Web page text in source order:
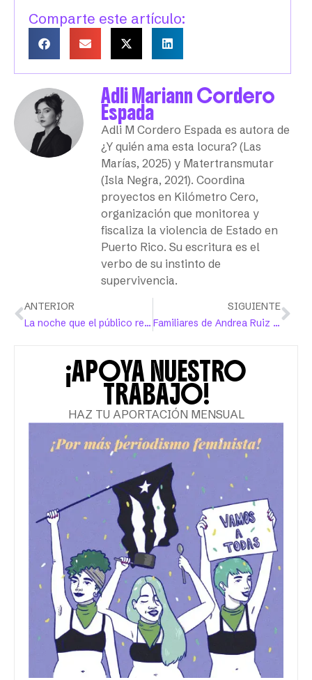
Comparte este artículo:
Adli Mariann Cordero
Espada
Adli M Cordero Espada es autora de
¿Y quién ama esta locura? (Las
Marías, 2025) y Matertransmutar
(Isla Negra, 2021). Coordina
proyectos en Kilómetro Cero,
organización que monitorea y
fiscaliza la violencia de Estado en
Puerto Rico. Su escritura es el
verbo de su instinto de
supervivencia.
ANTERIOR
La noche que el público regresó a una cancha para ver a las 12 olímpicas
SIGUIENTE
Familiares de Andrea Ruiz Costas ante el Tribunal Supremo: “Honrémosla haciéndole justicia”
¡APOYA NUESTRO
TRABAJO!
HAZ TU APORTACIÓN MENSUAL